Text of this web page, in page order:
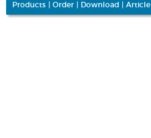
Products Order Download Article